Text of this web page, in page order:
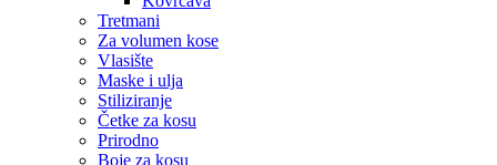
Tretmani
Za volumen kose
Vlasište
Maske i ulja
Stiliziranje
Četke za kosu
Prirodno
Boje za kosu